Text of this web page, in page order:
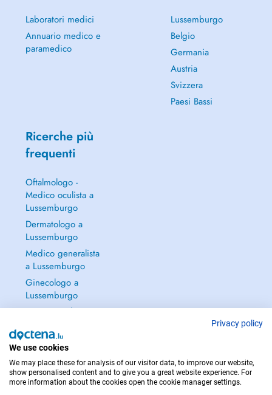
Laboratori medici
Annuario medico e
paramedico
Lussemburgo
Belgio
Germania
Austria
Svizzera
Paesi Bassi
Ricerche più
frequenti
Oftalmologo -
Medico oculista a
Lussemburgo
Dermatologo a
Lussemburgo
Medico generalista
a Lussemburgo
Ginecologo a
Lussemburgo
Continua a leggere
PER LE URGENZE, CONSULTARE : 112
Privacy policy
We use cookies
We may place these for analysis of our visitor data, to improve our website,
show personalised content and to give you a great website experience. For
more information about the cookies open the cookie manager settings.